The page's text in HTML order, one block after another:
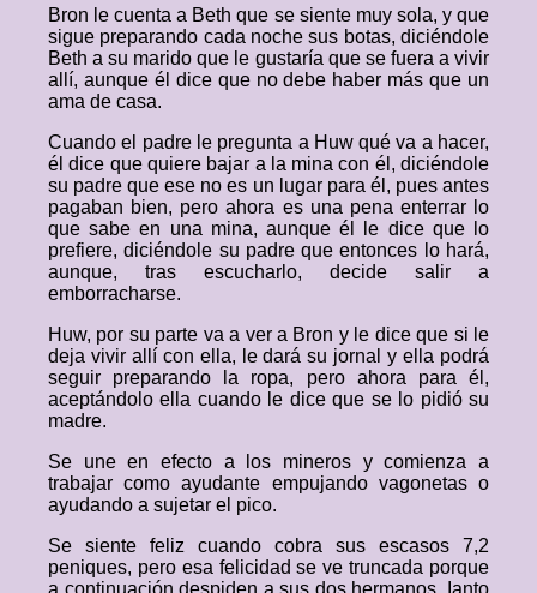
Bron le cuenta a Beth que se siente muy sola, y que
sigue preparando cada noche sus botas, diciéndole
Beth a su marido que le gustaría que se fuera a vivir
allí, aunque él dice que no debe haber más que un
ama de casa.
Cuando el padre le pregunta a Huw qué va a hacer,
él dice que quiere bajar a la mina con él, diciéndole
su padre que ese no es un lugar para él, pues antes
pagaban bien, pero ahora es una pena enterrar lo
que sabe en una mina, aunque él le dice que lo
prefiere, diciéndole su padre que entonces lo hará,
aunque, tras escucharlo, decide salir a
emborracharse.
Huw, por su parte va a ver a Bron y le dice que si le
deja vivir allí con ella, le dará su jornal y ella podrá
seguir preparando la ropa, pero ahora para él,
aceptándolo ella cuando le dice que se lo pidió su
madre.
Se une en efecto a los mineros y comienza a
trabajar como ayudante empujando vagonetas o
ayudando a sujetar el pico.
Se siente feliz cuando cobra sus escasos 7,2
peniques, pero esa felicidad se ve truncada porque
a continuación despiden a sus dos hermanos, Ianto